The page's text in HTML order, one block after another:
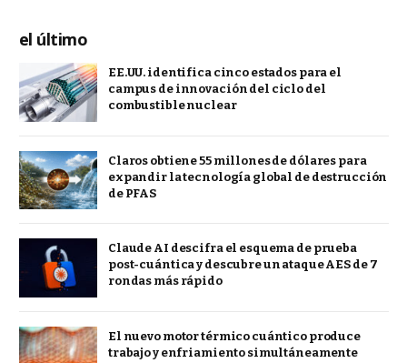
el último
EE.UU. identifica cinco estados para el
campus de innovación del ciclo del
combustible nuclear
Claros obtiene 55 millones de dólares para
expandir la tecnología global de destrucción
de PFAS
Claude AI descifra el esquema de prueba
post-cuántica y descubre un ataque AES de 7
rondas más rápido
El nuevo motor térmico cuántico produce
trabajo y enfriamiento simultáneamente